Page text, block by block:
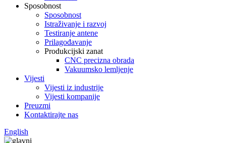
Sposobnost
Sposobnost
Istraživanje i razvoj
Testiranje antene
Prilagođavanje
Produkcijski zanat
CNC precizna obrada
Vakuumsko lemljenje
Vijesti
Vijesti iz industrije
Vijesti kompanije
Preuzmi
Kontaktirajte nas
English